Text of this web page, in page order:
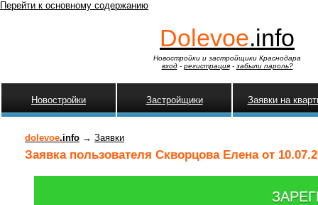
Перейти к основному содержанию
Dolevoe.info
Новостройки и застройщики Краснодара
вход- регистрация- забыли пароль?
Новостройки Застройщики Заявки на
dolevoe.info → Заявки
Заявка пользователя Скворцова Елена от